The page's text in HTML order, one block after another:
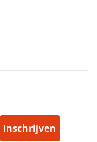
Inschrijven